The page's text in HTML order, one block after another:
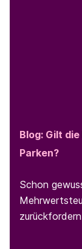
Blog: Gilt
Parken?
Schon